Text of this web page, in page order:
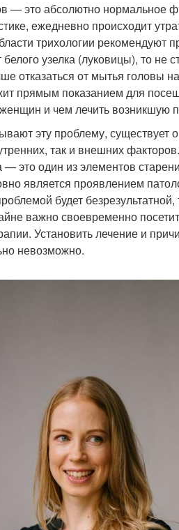
— это абсолютно нормальное
ежедневно происходит
трихологии рекомендуют
узелка (луковицы), то не
отказаться от мытья головы
прямым показанием для
и чем лечить возникшую
эту проблему, существует
так и внешних
это один из элементов
является проявлением
будет
важно своевременно
Установить лечение и
невозможно.